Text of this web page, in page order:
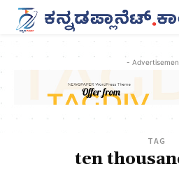
-
TAG
ten